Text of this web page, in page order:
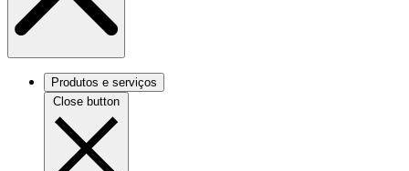
Produtos e serviços
Close button